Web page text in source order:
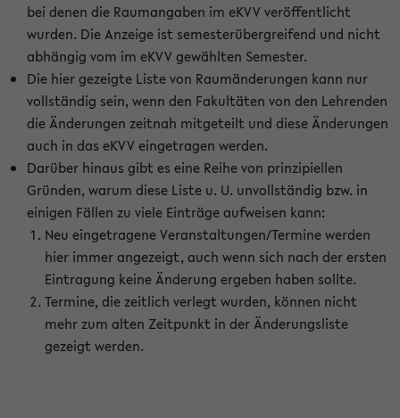
bei denen die Raumangaben im eKVV veröffentlicht
wurden. Die Anzeige ist semesterübergreifend und nicht
abhängig vom im eKVV gewählten Semester.
Die hier gezeigte Liste von Raumänderungen kann nur
vollständig sein, wenn den Fakultäten von den Lehrenden
die Änderungen zeitnah mitgeteilt und diese Änderungen
auch in das eKVV eingetragen werden.
Darüber hinaus gibt es eine Reihe von prinzipiellen
Gründen, warum diese Liste u. U. unvollständig bzw. in
einigen Fällen zu viele Einträge aufweisen kann:
Neu eingetragene Veranstaltungen/Termine werden
hier immer angezeigt, auch wenn sich nach der ersten
Eintragung keine Änderung ergeben haben sollte.
Termine, die zeitlich verlegt wurden, können nicht
mehr zum alten Zeitpunkt in der Änderungsliste
gezeigt werden.